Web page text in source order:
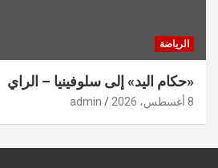
الرياضة
«حكام اليد» إلى سلوفينيا – الراي
8 أغسطس، 2026 admin